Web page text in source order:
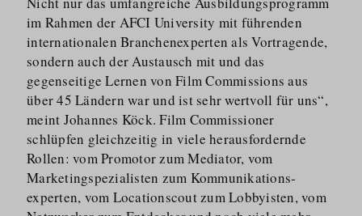
im Rahmen der AFCI University mit führenden
internationalen Branchen­experten als Vortragende,
sondern auch der Austausch mit und das
gegenseitige Lernen von Film Commissions aus
über 45 Ländern war und ist sehr wertvoll für uns“,
meint Johannes Köck. Film Commissioner
schlüpfen gleichzeitig in viele herausfordernde
Rollen: vom Promotor zum Mediator, vom
Marketing­spe­zialisten zum Kommunika­ti­ons­
experten, vom Locationscout zum Lobbyisten, vom